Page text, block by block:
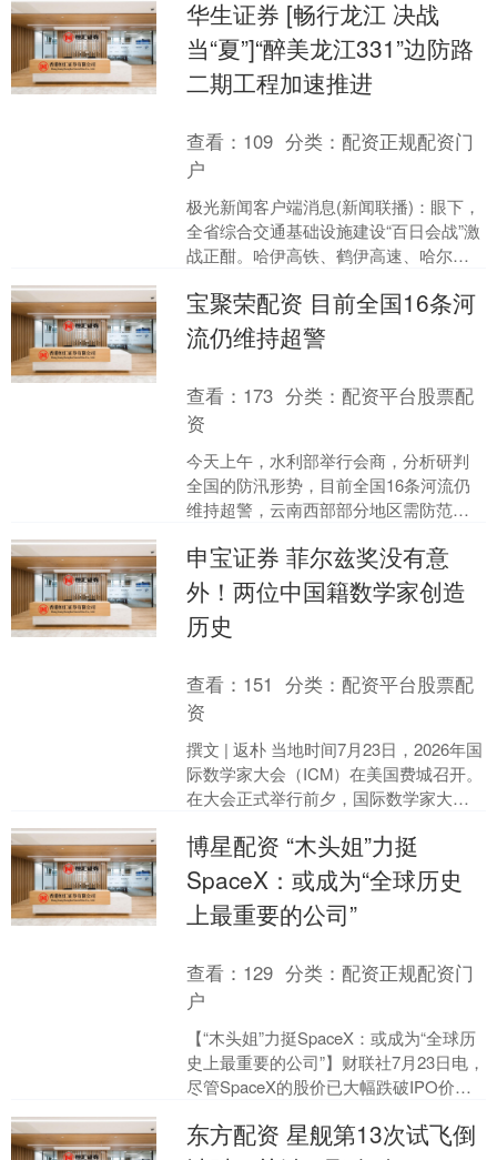
2、之前贵司多次强调....
华生证券 [畅行龙江 决战
当“夏”]“醉美龙江331”边防路
二期工程加速推进
查看： 109 分类：配资正规配资门
户
极光新闻客户端消息(新闻联播)：眼下，
全省综合交通基础设施建设“百日会战”激
战正酣。哈伊高铁、鹤伊高速、哈尔滨
工投用。“醉美龙....
宝聚荣配资 目前全国16条河
流仍维持超警
查看： 173 分类：配资平台股票配
资
今天上午，水利部举行会商，分析研判
全国的防汛形势，目前全国16条河流仍
维持超警，云南西部部分地区需防范山
古、河....
申宝证券 菲尔兹奖没有意
外！两位中国籍数学家创造
历史
查看： 151 分类：配资平台股票配
资
撰文 | 返朴 当地时间7月23日，2026年国
际数学家大会（ICM）在美国费城召开。
在大会正式举行前夕，国际数学家大会
菲尔兹....
博星配资 “木头姐”力挺
SpaceX：或成为“全球历史
上最重要的公司”
查看： 129 分类：配资正规配资门
户
【“木头姐”力挺SpaceX：或成为“全球历
史上最重要的公司”】财联社7月23日电，
尽管SpaceX的股价已大幅跌破IPO价
的....
东方配资 星舰第13次试飞倒